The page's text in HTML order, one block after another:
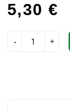
5,30 €